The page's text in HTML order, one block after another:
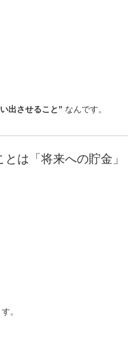
出させること” なんです。
は「将来への貯金」
。